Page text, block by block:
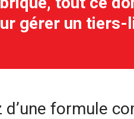
gérer un tiers-
d’une formule